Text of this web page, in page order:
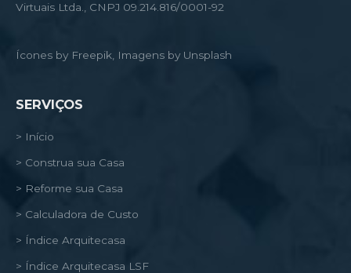
Virtuais Ltda., CNPJ 09.214.816/0001-92
Ícones by Freepik, Imagens by Unsplash
SERVIÇOS
> Início
> Construa sua Casa
> Reforme sua Casa
> Calculadora de Custo
> Índice Arquitecasa
> Índice Arquitecasa LSF